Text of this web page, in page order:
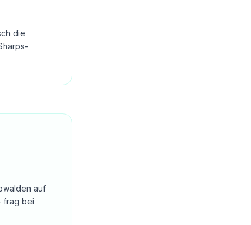
die
auf
frag bei